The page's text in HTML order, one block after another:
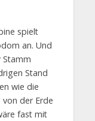
spielt
an. Und
Stamm
Stand
wie die
der Erde
fast mit